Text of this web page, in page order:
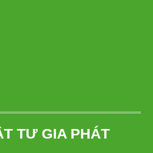
TƯ GIA PHÁT